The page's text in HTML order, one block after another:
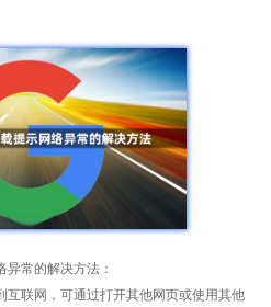
常的解决方法：
互联网，可通过打开其他网页或使用其他